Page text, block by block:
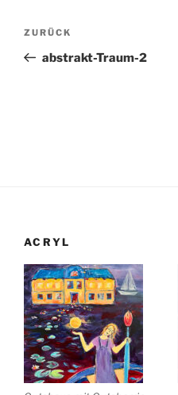
Beitragsnavigation
Vorheriger
Beitrag
ZURÜCK
abstrakt-Traum-2
ACRYL